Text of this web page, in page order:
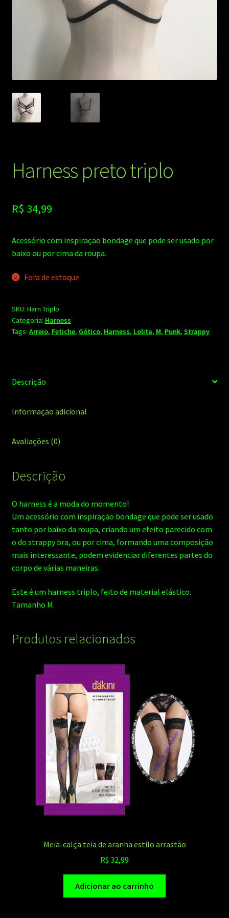
Harness preto triplo
R$ 34,99
Acessório com inspiração bondage que pode ser usado por
baixo ou por cima da roupa.
Fora de estoque
SKU: Harn Triplo
Categoria: Harness
Tags: Arreio, Fetiche, Gótico, Harness, Lolita, M, Punk, Strappy
Descrição
Informação adicional
Avaliações (0)
Descrição
O harness é a moda do momento!
Um acessório com inspiração bondage que pode ser usado
tanto por baixo da roupa, criando um efeito parecido com
o do strappy bra, ou por cima, formando uma composição
mais interessante, podem evidenciar diferentes partes do
corpo de várias maneiras.
Este é um harness triplo, feito de material elástico.
Tamanho M.
Produtos relacionados
Meia-calça teia de aranha estilo arrastão
R$ 32,99
Adicionar ao carrinho